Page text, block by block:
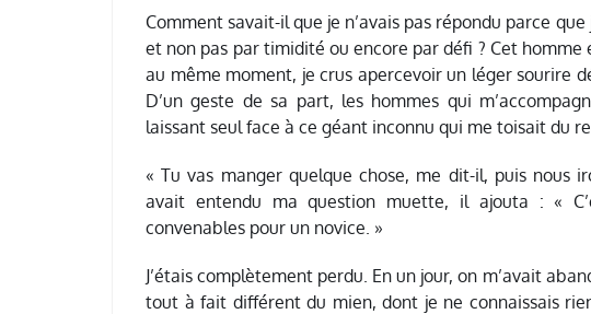
Comment savait-il que je n’avais pas répondu parce
et non pas par timidité ou encore par défi ? Cet
au même moment, je crus apercevoir un léger sourire
D’un geste de sa part, les hommes qui
laissant seul face à ce géant inconnu qui me toisait du
« Tu vas manger quelque chose, me dit-il, puis nous
avait entendu ma question muette, il ajouta : «
convenables pour un novice. »
J’étais complètement perdu. En un jour, on m’avait
tout à fait différent du mien, dont je ne connaissais